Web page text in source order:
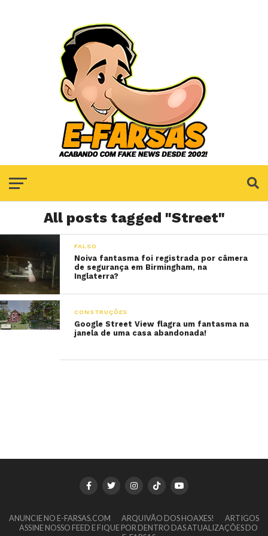
All posts tagged "Street"
FALSO
Noiva fantasma foi registrada por câmera
de segurança em Birmingham, na
Inglaterra?
CONSTRUÇÕES
Google Street View flagra um fantasma na
janela de uma casa abandonada!
ANUNCIE NO E-FARSAS.COM ARQUIVÃO DOS HOAXES!
ARTIGOS
ASSINE NOSSO FEED E FIQUE POR DENTRO DAS ATUALIZAÇÕES DO